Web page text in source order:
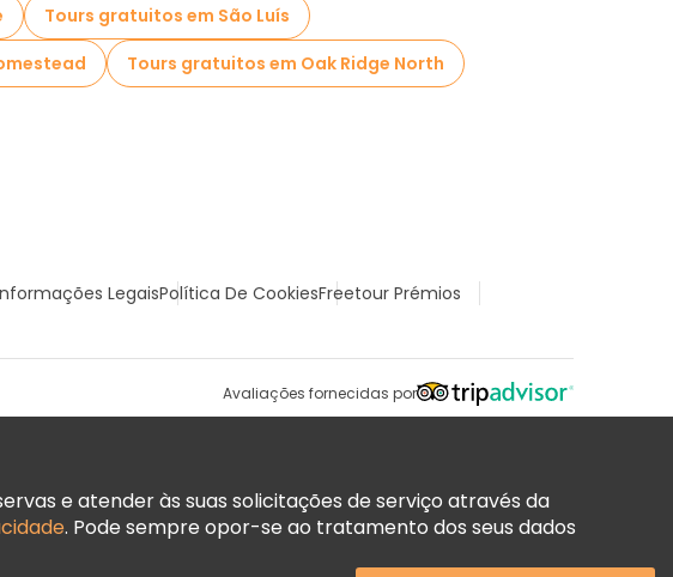
Tours gratuitos em São Luís
Tours gratuitos em Oak Ridge North
LegaisPolítica De CookiesFreetour Prémios
Avaliações fornecidas por
e atender às suas solicitações de serviço através da
. Pode sempre opor-se ao tratamento dos seus dados